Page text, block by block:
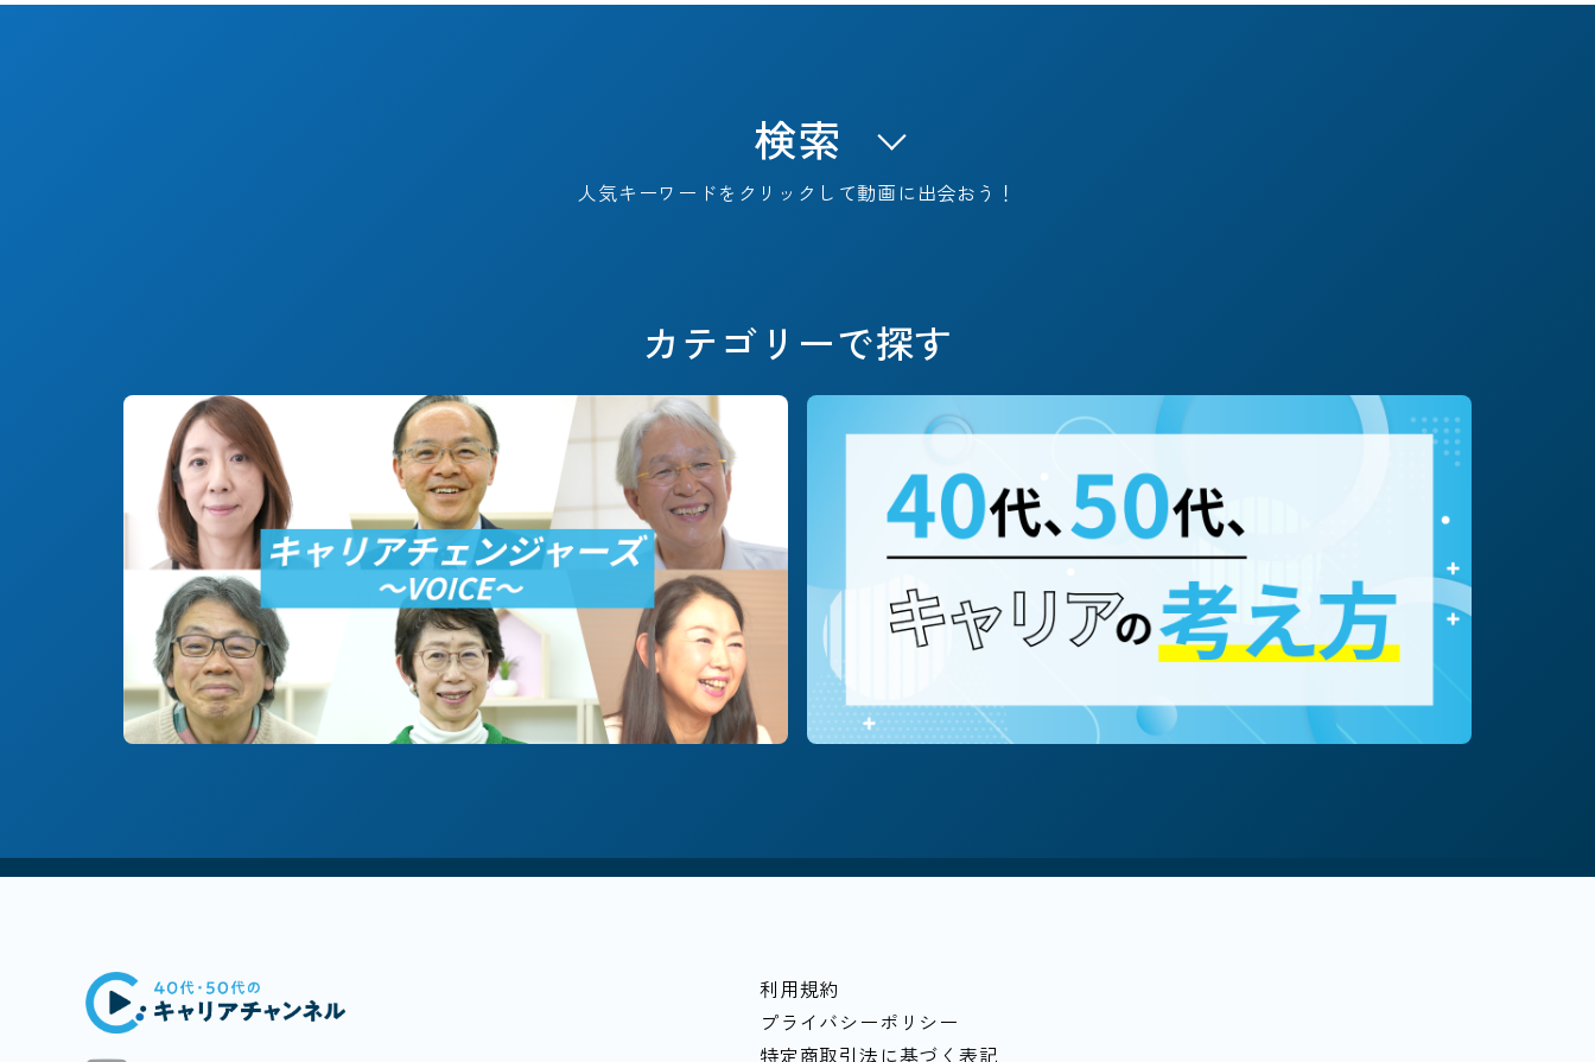
検索
人気キーワードをクリックして動画に出会おう！
キャリアフェーズで探す
#決断までのSTORY #これからのSTORY #定年退職 #早期退職 #転職/再就職
職種別に探す
#技術/開発職/エンジニア #営業 #企画/マーケ #コーポレート #専門職（コンサルタント等）
#中堅中小企業
#越境学習 #落とし穴 #家計 #80歳まで働く
カテゴリーで探す
利用規約
プライバシーポリシー
特定商取引法に基づく表記